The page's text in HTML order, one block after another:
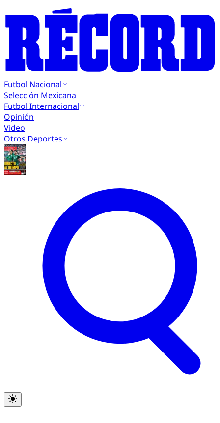
Futbol Nacional
Selección Mexicana
Futbol Internacional
Opinión
Video
Otros Deportes